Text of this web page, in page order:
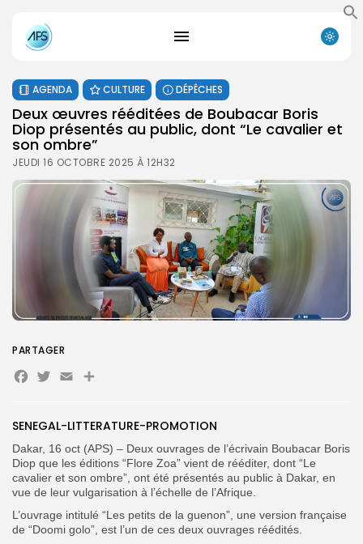
for:
FR
AGENDA CULTURE DÉPÊCHES
Deux œuvres rééditées de Boubacar Boris
Diop présentés au public, dont “Le cavalier et
son ombre”
JEUDI 16 OCTOBRE 2025 À 12H32
SENEGAL-LITTERATURE-PROMOTION
Dakar, 16 oct (APS) – Deux ouvrages de l’écrivain Boubacar Boris
Diop que les éditions “Flore Zoa” vient de rééditer, dont “Le
cavalier et son ombre”, ont été présentés au public à Dakar, en
vue de leur vulgarisation à l’échelle de l’Afrique.
L’ouvrage intitulé “Les petits de la guenon”, une version française
de “Doomi golo”, est l’un de ces deux ouvrages réédités.
PARTAGER
Facebook
Twitter
Email